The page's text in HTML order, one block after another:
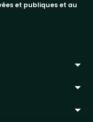
et publiques et au